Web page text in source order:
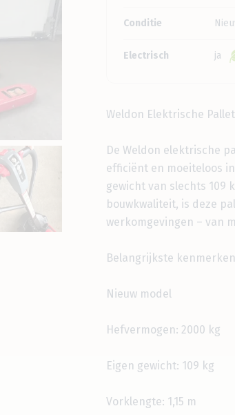
Conditie
Electrisch ja
Weldon Elektrische
De Weldon elektrische
efficiënt en moeiteloos
gewicht van slechts 109
bouwkwaliteit, is deze
werkomgevingen – van
Belangrijkste
Nieuw model
Hefvermogen: 2000 kg
Eigen gewicht: 109 kg
Vorklengte: 1,15 m